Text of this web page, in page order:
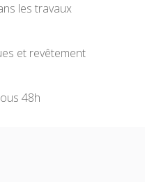
les travaux
et revêtement
48h